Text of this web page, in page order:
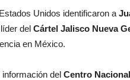
Unidos identificaron a
del Cártel Jalisco Nueva
en México.
del Centro